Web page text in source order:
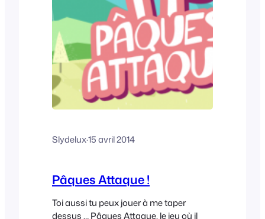
Slydelux·15 avril 2014
Pâques Attaque !
Toi aussi tu peux jouer à me taper
dessus … Pâques Attaque, le jeu où il